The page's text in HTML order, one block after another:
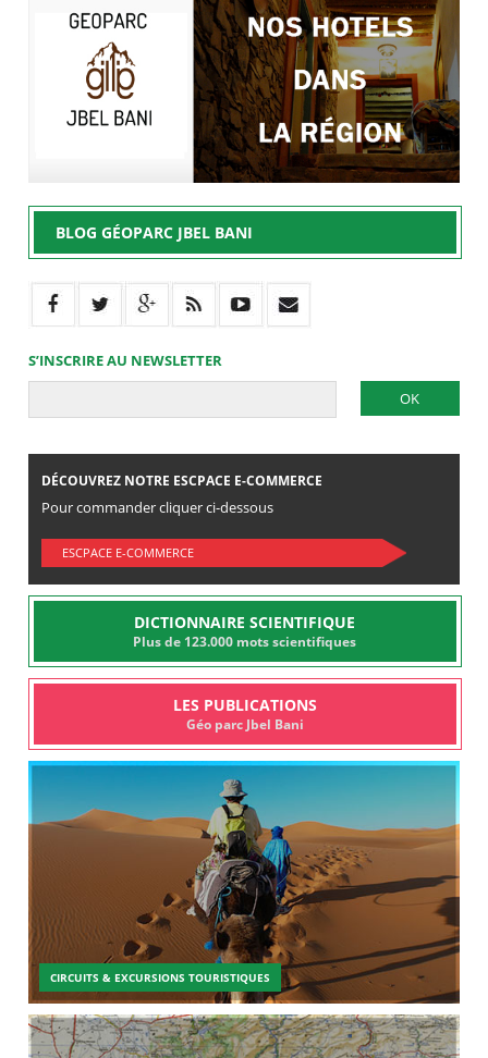
BLOG GÉOPARC JBEL BANI
S’INSCRIRE AU NEWSLETTER
DÉCOUVREZ NOTRE ESCPACE E-COMMERCE
Pour commander cliquer ci-dessous
ESCPACE E-COMMERCE
DICTIONNAIRE SCIENTIFIQUE
Plus de 123.000 mots scientifiques
LES PUBLICATIONS
Géo parc Jbel Bani
CIRCUITS & EXCURSIONS TOURISTIQUES